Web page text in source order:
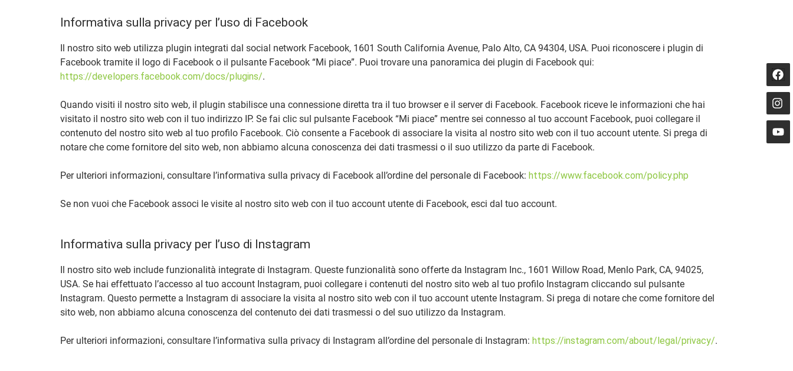
Informativa sulla privacy per l’uso di Facebook
Il nostro sito web utilizza plugin integrati dal social network Facebook, 1601 South California Avenue, Palo Alto, CA 94304, USA. Puoi riconoscere i plugin di
Facebook tramite il logo di Facebook o il pulsante Facebook “Mi piace”. Puoi trovare una panoramica dei plugin di Facebook qui:
https://developers.facebook.com/docs/plugins/.
Quando visiti il nostro sito web, il plugin stabilisce una connessione diretta tra il tuo browser e il server di Facebook. Facebook riceve le informazioni che hai
visitato il nostro sito web con il tuo indirizzo IP. Se fai clic sul pulsante Facebook “Mi piace” mentre sei connesso al tuo account Facebook, puoi collegare il
contenuto del nostro sito web al tuo profilo Facebook. Ciò consente a Facebook di associare la visita al nostro sito web con il tuo account utente. Si prega di
notare che come fornitore del sito web, non abbiamo alcuna conoscenza dei dati trasmessi o il suo utilizzo da parte di Facebook.
Per ulteriori informazioni, consultare l’informativa sulla privacy di Facebook all’ordine del personale di Facebook: https://www.facebook.com/policy.php
Se non vuoi che Facebook associ le visite al nostro sito web con il tuo account utente di Facebook, esci dal tuo account.
Informativa sulla privacy per l’uso di Instagram
Il nostro sito web include funzionalità integrate di Instagram. Queste funzionalità sono offerte da Instagram Inc., 1601 Willow Road, Menlo Park, CA, 94025,
USA. Se hai effettuato l’accesso al tuo account Instagram, puoi collegare i contenuti del nostro sito web al tuo profilo Instagram cliccando sul pulsante
Instagram. Questo permette a Instagram di associare la visita al nostro sito web con il tuo account utente Instagram. Si prega di notare che come fornitore del
sito web, non abbiamo alcuna conoscenza del contenuto dei dati trasmessi o del suo utilizzo da Instagram.
Per ulteriori informazioni, consultare l’informativa sulla privacy di Instagram all’ordine del personale di Instagram: https://instagram.com/about/legal/privacy/.